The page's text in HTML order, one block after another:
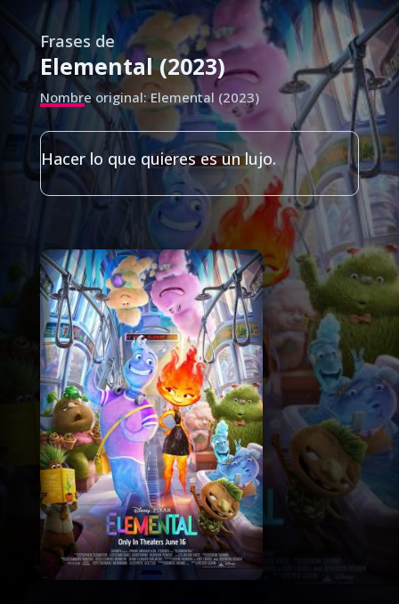
Frases de
Elemental (2023)
Nombre original: Elemental (2023)
Hacer lo que quieres es un lujo.